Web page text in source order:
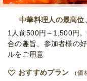
オードブル
中華料理人の最高
1人前500円～1,500円
合の趣旨、参加者様の
ルをご用意
おすすめプラン 価